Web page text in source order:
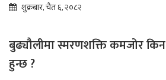
शुक्रबार, चैत ६, २०८२
बुढ्यौलीमा स्मरणशक्ति कमजोर किन
हुन्छ ?